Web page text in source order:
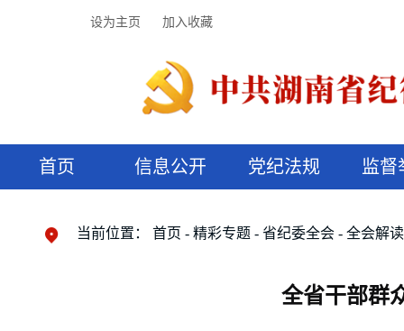
设为主页 加入收藏
首页 信息公开 党纪法规 监督
当前位置： 首页 精彩专题 省纪委全会 全会解读
全省干部群